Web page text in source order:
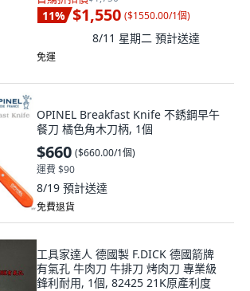
11% $1,550 ($1550.00/1個)
8/11 星期二 預計送達
免運
OPINEL Breakfast Knife 不銹鋼早午
餐刀 橘色角木刀柄, 1個
$660 ($660.00/1個)
運費 $90
8/19 預計送達
免費退貨
工具家達人 德國製 F.DICK 德國箭牌
有氣孔 牛肉刀 牛排刀 烤肉刀 專業級
鋒利耐用, 1個, 82425 21K原產利度